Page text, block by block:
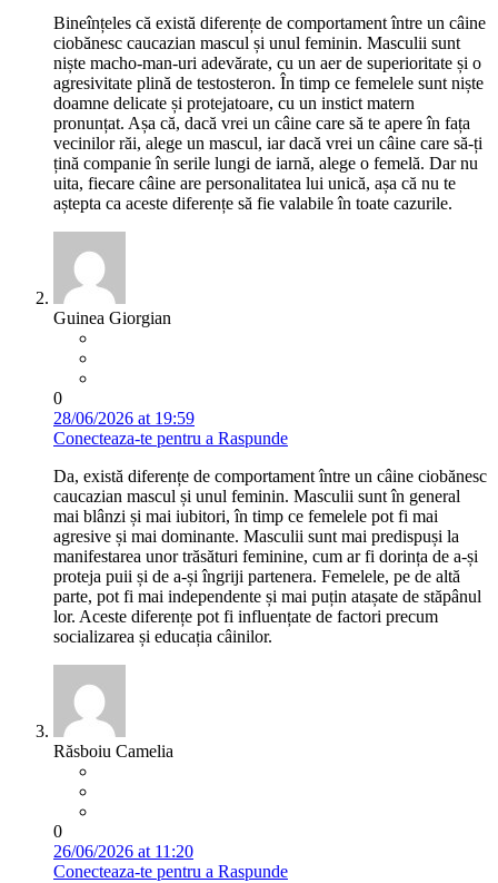
Bineînțeles că există diferențe de comportament între un câine
ciobănesc caucazian mascul și unul feminin. Masculii sunt
niște macho-man-uri adevărate, cu un aer de superioritate și o
agresivitate plină de testosteron. În timp ce femelele sunt niște
doamne delicate și protejatoare, cu un instict matern
pronunțat. Așa că, dacă vrei un câine care să te apere în fața
vecinilor răi, alege un mascul, iar dacă vrei un câine care să-ți
țină companie în serile lungi de iarnă, alege o femelă. Dar nu
uita, fiecare câine are personalitatea lui unică, așa că nu te
aștepta ca aceste diferențe să fie valabile în toate cazurile.
Guinea Giorgian
0
28/06/2026 at 19:59
Conecteaza-te pentru a Raspunde
Da, există diferențe de comportament între un câine ciobănesc
caucazian mascul și unul feminin. Masculii sunt în general
mai blânzi și mai iubitori, în timp ce femelele pot fi mai
agresive și mai dominante. Masculii sunt mai predispuși la
manifestarea unor trăsături feminine, cum ar fi dorința de a-și
proteja puii și de a-și îngriji partenera. Femelele, pe de altă
parte, pot fi mai independente și mai puțin atașate de stăpânul
lor. Aceste diferențe pot fi influențate de factori precum
socializarea și educația câinilor.
Răsboiu Camelia
0
26/06/2026 at 11:20
Conecteaza-te pentru a Raspunde